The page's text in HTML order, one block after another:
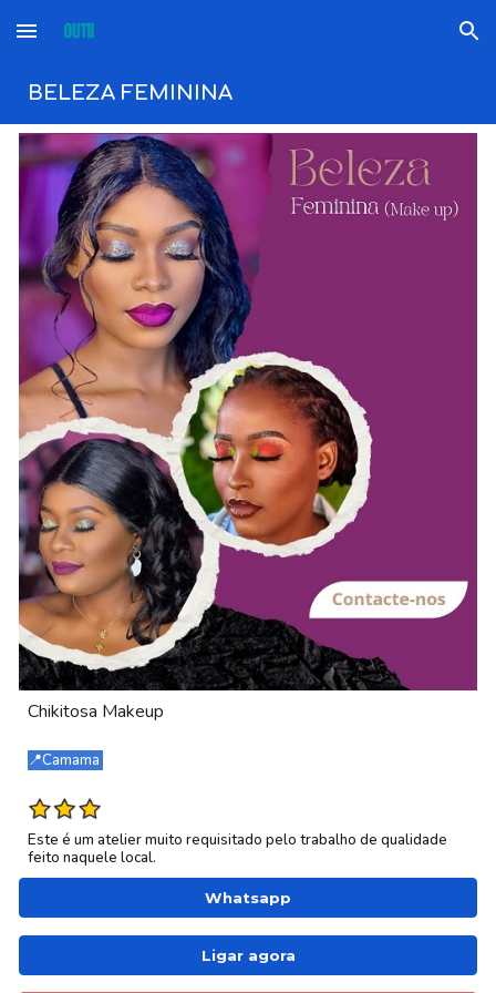
Skip to main content Skip to navigation
BELEZA FEMININA
Chikitosa Makeup
📍Camama
Este é um atelier muito requisitado pelo trabalho de qualidade
feito naquele local.
Whatsapp
Ligar agora